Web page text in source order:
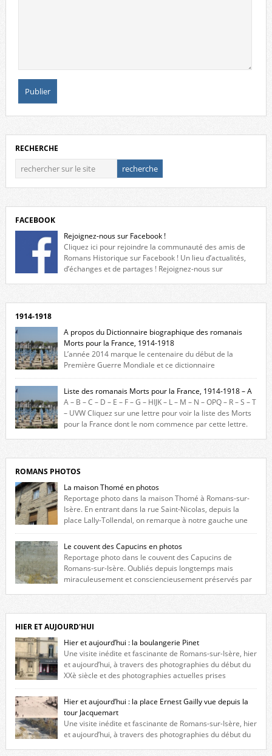
RECHERCHE
FACEBOOK
Rejoignez-nous sur Facebook !
Cliquez ici pour rejoindre la communauté des amis de
Romans Historique sur Facebook ! Un lieu d’actualités,
d’échanges et de partages ! Rejoignez-nous sur
1914-1918
A propos du Dictionnaire biographique des romanais
Morts pour la France, 1914-1918
L’année 2014 marque le centenaire du début de la
Première Guerre Mondiale et ce dictionnaire
biographique veut rendre hommage aux romanais Morts pour la
France durant ce conflit. La base de cette recherche historique est
constituée des noms gravés sur les plaques commémoratives de
l’Hôtel de Ville, du lycée du Dauphiné et du lycée Triboulet, […]
Liste des romanais Morts pour la France, 1914-1918 – A
A – B – C – D – E – F – G – HIJK – L – M – N – OPQ – R – S – T
– UVW Cliquez sur une lettre pour voir la liste des Morts
pour la France dont le nom commence par cette lettre.
ROMANS PHOTOS
La maison Thomé en photos
Reportage photo dans la maison Thomé à Romans-sur-
Isère. En entrant dans la rue Saint-Nicolas, depuis la
place Lally-Tollendal, on remarque à notre gauche une
maison construite au XVIè siècle. Les deux façades sont ornées de
fenêtres jumelles à meneaux. Entre ces deux étages, on peut voir une
niche qui contient une statue de la Vierge. […]
Le couvent des Capucins en photos
Reportage photo dans le couvent des Capucins de
Romans-sur-Isère. Oubliés depuis longtemps mais
miraculeusement et consciencieusement préservés par
l’histoire de la redécouverte de vestiges du couvent des Capucins ! Petit
retour sur l’histoire […]
HIER ET AUJOURD'HUI
Hier et aujourd’hui : la boulangerie Pinet
Une visite inédite et fascinante de Romans-sur-Isère, hier
et aujourd’hui, à travers des photographies du début du
XXè siècle et des photographies actuelles prises
exactement dans le même cadre ! A l’angle de la place Jean Jaurès et de
l’avenue Victor Hugo (à côté d’Intermarché), à Romans. La boulangerie
Jules Pinet est inscrite dans le […]
Hier et aujourd’hui : la place Ernest Gailly vue depuis la
tour Jacquemart
Une visite inédite et fascinante de Romans-sur-Isère, hier
et aujourd’hui, à travers des photographies du début du